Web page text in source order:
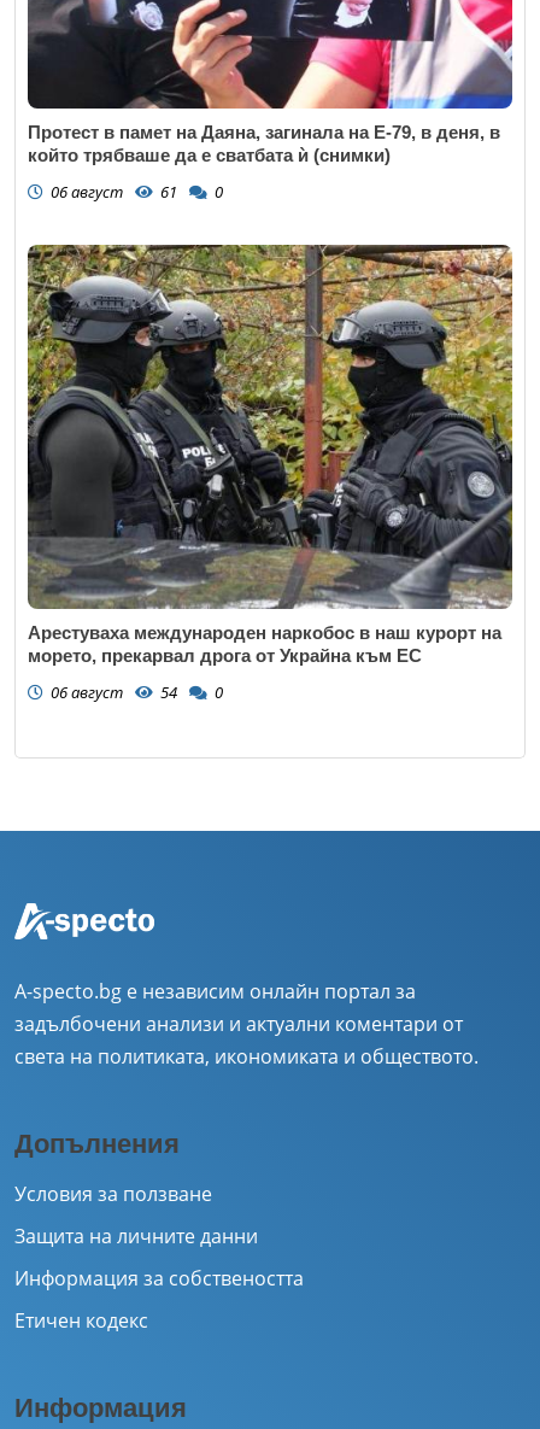
Протест в памет на Даяна, загинала на Е-79, в деня, в
който трябваше да е сватбата ѝ (снимки)
06 август 61 0
Арестуваха международен наркобос в наш курорт на
морето, прекарвал дрога от Украйна към ЕС
06 август 54 0
A-specto.bg е независим онлайн портал за
задълбочени анализи и актуални коментари от
света на политиката, икономиката и обществото.
Допълнения
Условия за ползване
Защита на личните данни
Информация за собствеността
Етичен кодекс
Информация